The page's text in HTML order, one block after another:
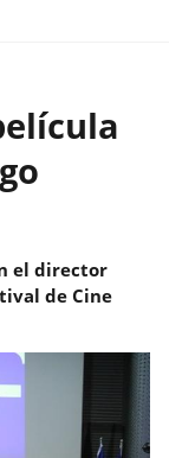
el director
de Cine